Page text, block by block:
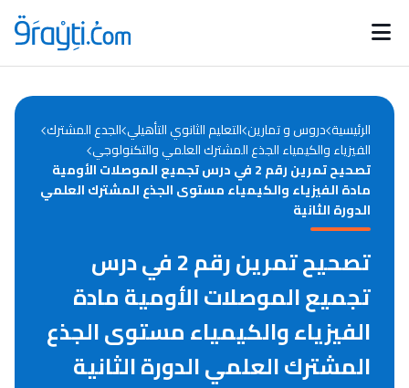
Catégories
d'actualités
Annonces bourses
الرئيسية دروس و تمارين التعليم الثانوي التأهيلي الجدع المشترك
الفيزياء والكيمياء الجذع المشترك العلمي والتكنولوجي
تصحيح تمرين رقم 2 في درس تجميع الموصلات الأومية
مادة الفيزياء والكيمياء مستوى الجذع المشترك العلمي
الدورة الثانية
تصحيح تمرين رقم 2 في درس
تجميع الموصلات الأومية مادة
الفيزياء والكيمياء مستوى الجذع
المشترك العلمي الدورة الثانية